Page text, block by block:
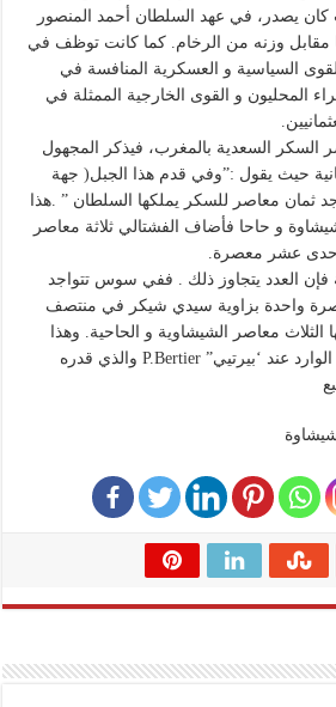
كان يصدر، في عهد السلطان أحمد المنصور
مقابل وزنه من الرخام. كما كانت توظف في
القوى السياسية و العسكرية المنافسة في
المحليون و القوى الخارجية الممثلة في
السكر السعدية بالمغرب، فيذكر المجهول
حيث يقول :”وفي قدم هذا الجبل( جهة
ثمان معاصر للسكر يملكها السلطان ” .هذا
و حاحا فأضاف الفشتالي ثلاثة معاصر
عشر معصرة.
فإن العدد يتجاوز ذلك . ففي سوس تتواجد
واحدة بزاوية سيدي شيكر في منتصف
الثلاث معاصر الشيشاوية و الحاحية. وهذا
يقترب من العدد الاجمالي الوارد عند ‘بيرتيي” P.Bertier والذي قدره